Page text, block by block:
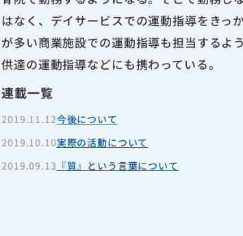
はなく、デイサービスでの運動指導をきっ
が多い商業施設での運動指導も担当するよ
供達の運動指導などにも携わっている。
連載一覧
2019.11.12今後について
2019.10.10実際の活動について
2019.09.13 『質』という言葉について